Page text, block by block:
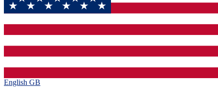
English GB‎